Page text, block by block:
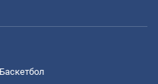
Баскетбол